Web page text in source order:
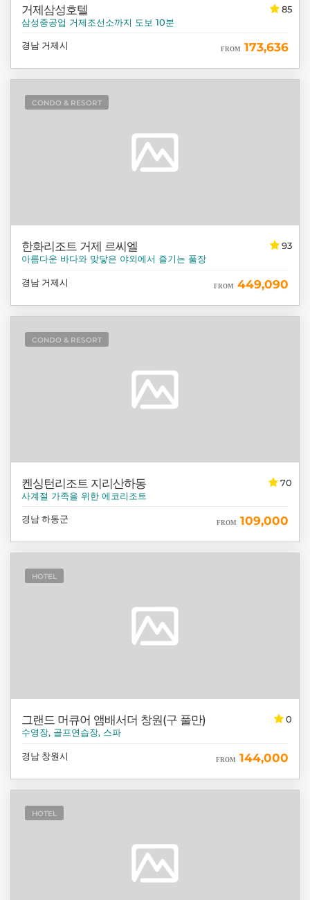
85
거제삼성호텔
삼성중공업 거제조선소까지 도보 10분
경남 거제시 FROM 173,636
CONDO & RESORT
93
한화리조트 거제 르씨엘
아름다운 바다와 맞닿은 야외에서 즐기는 풀장
경남 거제시 FROM 449,090
CONDO & RESORT
70
켄싱턴리조트 지리산하동
사계절 가족을 위한 에코리조트
경남 하동군 FROM 109,000
HOTEL
0
그랜드 머큐어 앰배서더 창원(구 풀만)
수영장, 골프연습장, 스파
경남 창원시 FROM 144,000
HOTEL